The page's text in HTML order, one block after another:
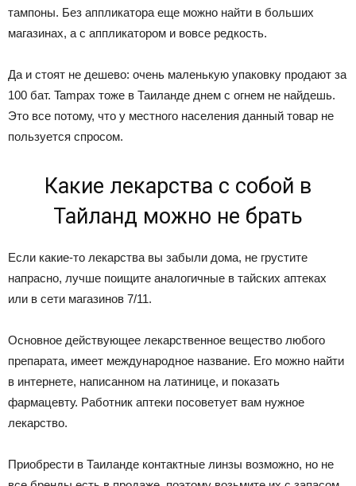
тампоны. Без аппликатора еще можно найти в больших
магазинах, а с аппликатором и вовсе редкость.
Да и стоят не дешево: очень маленькую упаковку продают за
100 бат. Tampax тоже в Таиланде днем с огнем не найдешь.
Это все потому, что у местного населения данный товар не
пользуется спросом.
Какие лекарства с собой в
Тайланд можно не брать
Если какие-то лекарства вы забыли дома, не грустите
напрасно, лучше поищите аналогичные в тайских аптеках
или в сети магазинов 7/11.
Основное действующее лекарственное вещество любого
препарата, имеет международное название. Его можно найти
в интернете, написанном на латинице, и показать
фармацевту. Работник аптеки посоветует вам нужное
лекарство.
Приобрести в Таиланде контактные линзы возможно, но не